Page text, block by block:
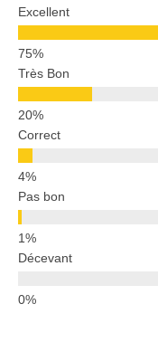
Excellent
Très Bon
Correct
Pas bon
Décevant